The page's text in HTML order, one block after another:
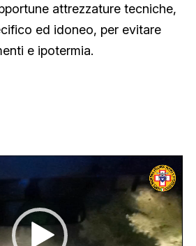
attrezzature tecniche,
ed idoneo, per evitare
e ipotermia.